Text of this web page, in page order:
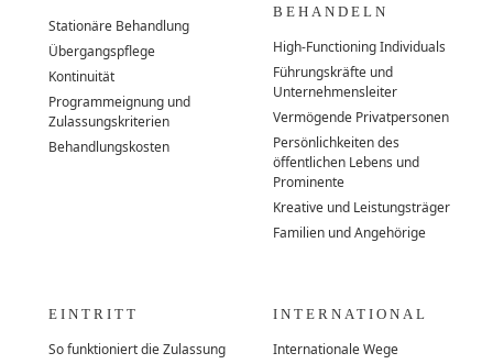
Stationäre Behandlung
Übergangspflege
Kontinuität
Programmeignung und
Zulassungskriterien
Behandlungskosten
BEHANDELN
High-Functioning Individuals
Führungskräfte und
Unternehmensleiter
Vermögende Privatpersonen
Persönlichkeiten des
öffentlichen Lebens und
Prominente
Kreative und Leistungsträger
Familien und Angehörige
EINTRITT
So funktioniert die Zulassung
INTERNATIONAL
Internationale Wege